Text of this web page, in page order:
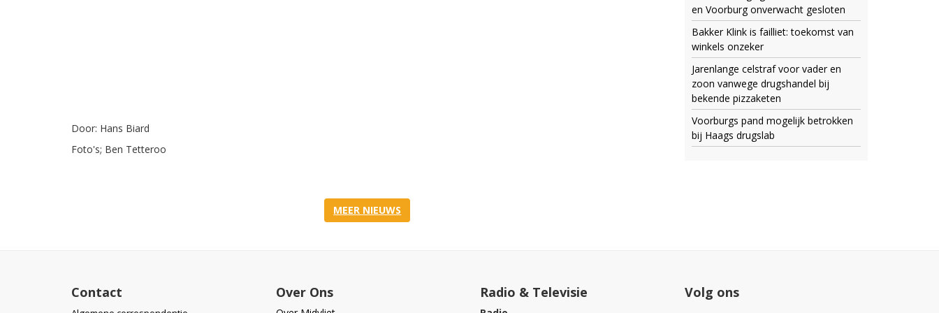
Door: Hans Biard
Foto's; Ben Tetteroo
MEER NIEUWS
en Voorburg onverwacht gesloten
Bakker Klink is failliet: toekomst van
winkels onzeker
Jarenlange celstraf voor vader en
zoon vanwege drugshandel bij
bekende pizzaketen
Voorburgs pand mogelijk betrokken
bij Haags drugslab
Contact Over Ons Radio & Televisie Volg ons